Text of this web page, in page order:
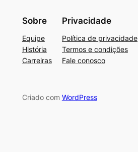
Sobre
Equipe
História
Carreiras
Privacidade
Política de privacidade
Termos e condições
Fale conosco
Criado com WordPress